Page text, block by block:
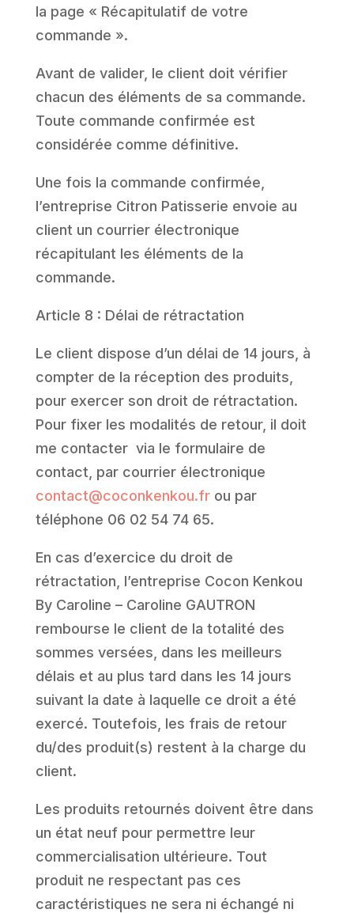
la page « Récapitulatif de votre
commande ».
Avant de valider, le client doit vérifier
chacun des éléments de sa commande.
Toute commande confirmée est
considérée comme définitive.
Une fois la commande confirmée,
l’entreprise Citron Patisserie envoie au
client un courrier électronique
récapitulant les éléments de la
commande.
Article 8 : Délai de rétractation
Le client dispose d’un délai de 14 jours, à
compter de la réception des produits,
pour exercer son droit de rétractation.
Pour fixer les modalités de retour, il doit
me contacter via le formulaire de
contact, par courrier électronique
contact@coconkenkou.frou par
téléphone 06 02 54 74 65.
En cas d’exercice du droit de
rétractation, l’entreprise Cocon Kenkou
By Caroline – Caroline GAUTRON
rembourse le client de la totalité des
sommes versées, dans les meilleurs
délais et au plus tard dans les 14 jours
suivant la date à laquelle ce droit a été
exercé. Toutefois, les frais de retour
du/des produit(s) restent à la charge du
client.
Les produits retournés doivent être dans
un état neuf pour permettre leur
commercialisation ultérieure. Tout
produit ne respectant pas ces
caractéristiques ne sera ni échangé ni